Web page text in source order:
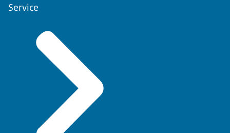
Service